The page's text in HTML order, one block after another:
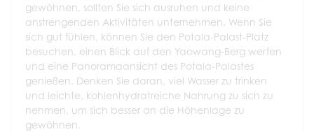
gewöhnen, sollten Sie sich ausruhen und keine
anstrengenden Aktivitäten unternehmen. Wenn Sie
sich gut fühlen, können Sie den Potala-Palast-Platz
besuchen, einen Blick auf den Yaowang-Berg werfen
und eine Panoramaansicht des Potala-Palastes
genießen. Denken Sie daran, viel Wasser zu trinken
und leichte, kohlenhydratreiche Nahrung zu sich zu
nehmen, um sich besser an die Höhenlage zu
gewöhnen.